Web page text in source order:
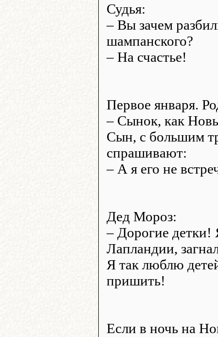
Судья:
– Вы зачем
шампанского?
– На счастье!
Первое января.
– Сынок, как
Сын, с большим
спрашивают:
– А я его не
Дед Мороз:
– Дорогие детки!
Лапландии,
Я так люблю
пришить!
Если в ночь на